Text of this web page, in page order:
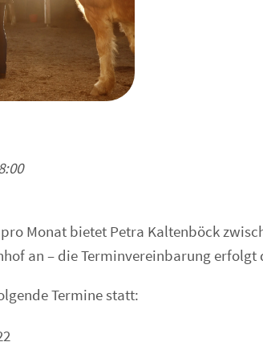
Monat bietet Petra Kaltenböck
an – die Terminvereinbarung
Termine statt: